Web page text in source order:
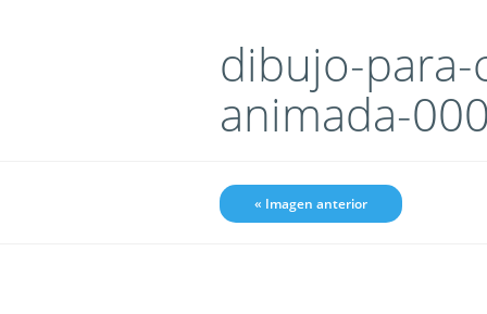
dibujo-
animada-
« Imagen anterior